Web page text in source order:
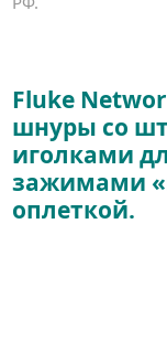
Fluke
шнуры со
иголками
зажимами
оплеткой.